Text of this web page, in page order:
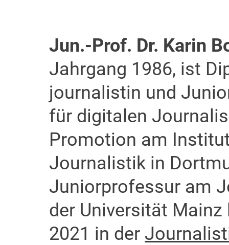
Jun.-Prof. Dr. Karin
Jahrgang 1986, ist
journalistin und
für digitalen
Promotion am
Journalistik in
Juniorprofessur am
der Universität
2021 in der